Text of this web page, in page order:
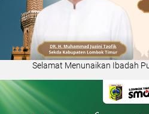
Selamat Menunaikan Ibadah